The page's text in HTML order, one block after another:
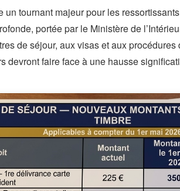
un tournant majeur pour les
portée par le Ministère de
de séjour, aux visas et aux
devront faire face à une hausse